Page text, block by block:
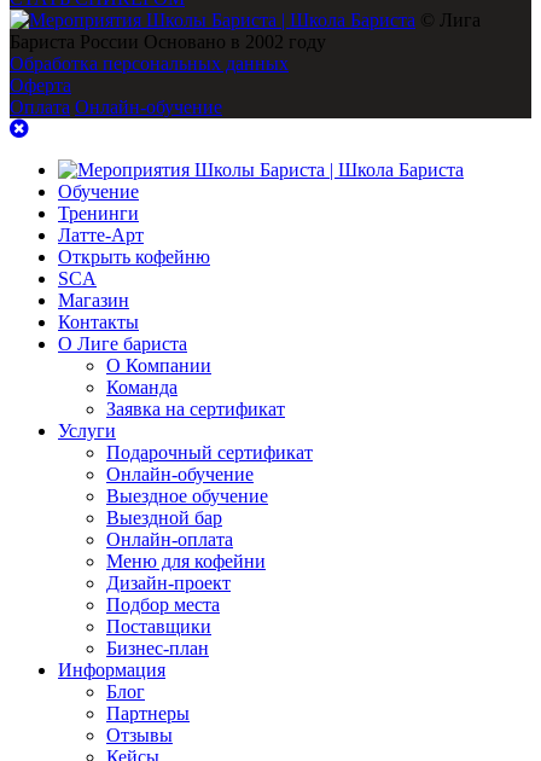
© Лига
Бариста России Основано в 2002 году
Обработка персональных данных
Оферта
Оплата Онлайн-обучение
Обучение
Тренинги
Латте-Арт
Открыть кофейню
SCA
Магазин
Контакты
О Лиге бариста
О Компании
Команда
Заявка на сертификат
Услуги
Подарочный сертификат
Онлайн-обучение
Выездное обучение
Выездной бар
Онлайн-оплата
Меню для кофейни
Дизайн-проект
Подбор места
Поставщики
Бизнес-план
Информация
Блог
Партнеры
Отзывы